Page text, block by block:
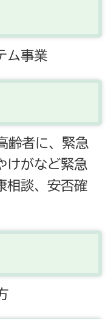
ム事業
齢者に、緊急
けがなど緊急
相談、安否確